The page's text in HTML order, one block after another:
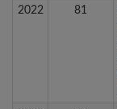
2022 81